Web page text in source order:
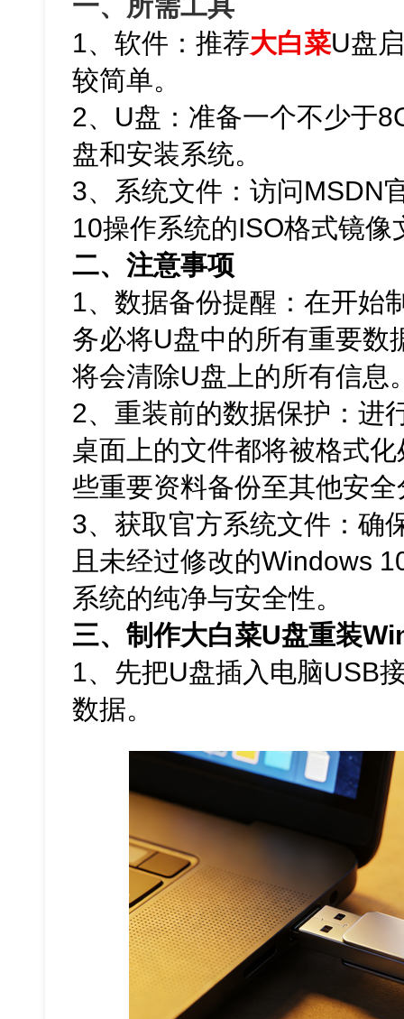
一、所需工具
1、软件：推荐大白菜U盘
较简单。
2、U盘：准备一个不少于
盘和安装系统。
3、系统文件：访问MSDN
10操作系统的ISO格式镜像
二、注意事项
1、数据备份提醒：在开始
务必将U盘中的所有重要数
将会清除U盘上的所有信息
2、重装前的数据保护：进
桌面上的文件都将被格式
些重要资料备份至其他安
3、获取官方系统文件：确
且未经过修改的Windows
系统的纯净与安全性。
三、制作大白菜U盘重装
1、先把U盘插入电脑USB
数据。